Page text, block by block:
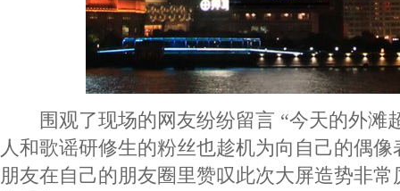
围观了现场的网友纷纷留言 “今天的外滩
人和歌谣研修生的粉丝也趁机为向自己的偶
朋友在自己的朋友圈里赞叹此次大屏造势非